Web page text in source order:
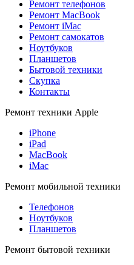
Ремонт телефонов
Ремонт MacBook
Ремонт iMac
Ремонт самокатов
Ноутбуков
Планшетов
Бытовой техники
Скупка
Контакты
Ремонт техники Apple
iPhone
iPad
MacBook
iMac
Ремонт мобильной техники
Телефонов
Ноутбуков
Планшетов
Ремонт бытовой техники